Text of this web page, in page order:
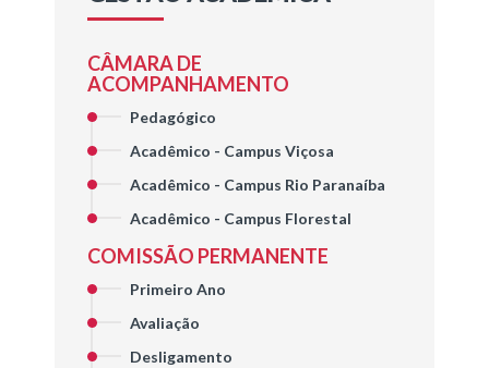
CÂMARA DE
ACOMPANHAMENTO
Pedagógico
Acadêmico - Campus Viçosa
Acadêmico - Campus Rio Paranaíba
Acadêmico - Campus Florestal
COMISSÃO PERMANENTE
Primeiro Ano
Avaliação
Desligamento